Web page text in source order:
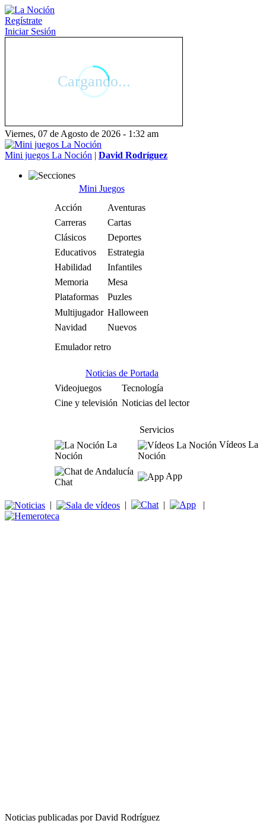
Regístrate
Iniciar Sesión
Viernes, 07 de Agosto de 2026 - 1:32 am
Mini juegos La Noción | David Rodríguez
Mini Juegos
Acción
Aventuras
Carreras
Cartas
Clásicos
Deportes
Educativos
Estrategia
Habilidad
Infantiles
Memoria
Mesa
Plataformas
Puzles
Multijugador Halloween
Navidad
Nuevos
Emulador retro
Noticias de Portada
Videojuegos
Tecnología
Cine y televisión Noticias del lector
Servicios
La
Noción
Vídeos La
Noción
Chat
App
| | | |
Noticias publicadas por David Rodríguez